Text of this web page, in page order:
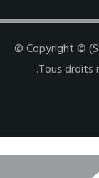
© Copyright ©
.Tous droits